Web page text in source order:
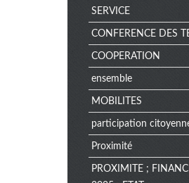
SERVICE
CONFERENCE DES
COOPERATION
ensemble
MOBILITES
participation
Proximité
PROXIMITE ;